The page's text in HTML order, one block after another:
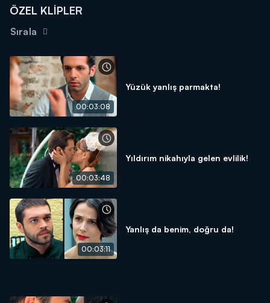
ÖZEL KLİPLER
Sırala
00:03:08
Yüzük yanlış parmakta!
00:03:48
Yıldırım nikahıyla gelen evlilik!
00:03:11
Yanlış da benim, doğru da!